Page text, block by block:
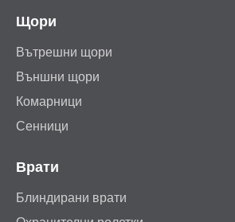
Щори
Вътрешни щори
Външни щори
Комарници
Сенници
Врати
Блиндирани врати